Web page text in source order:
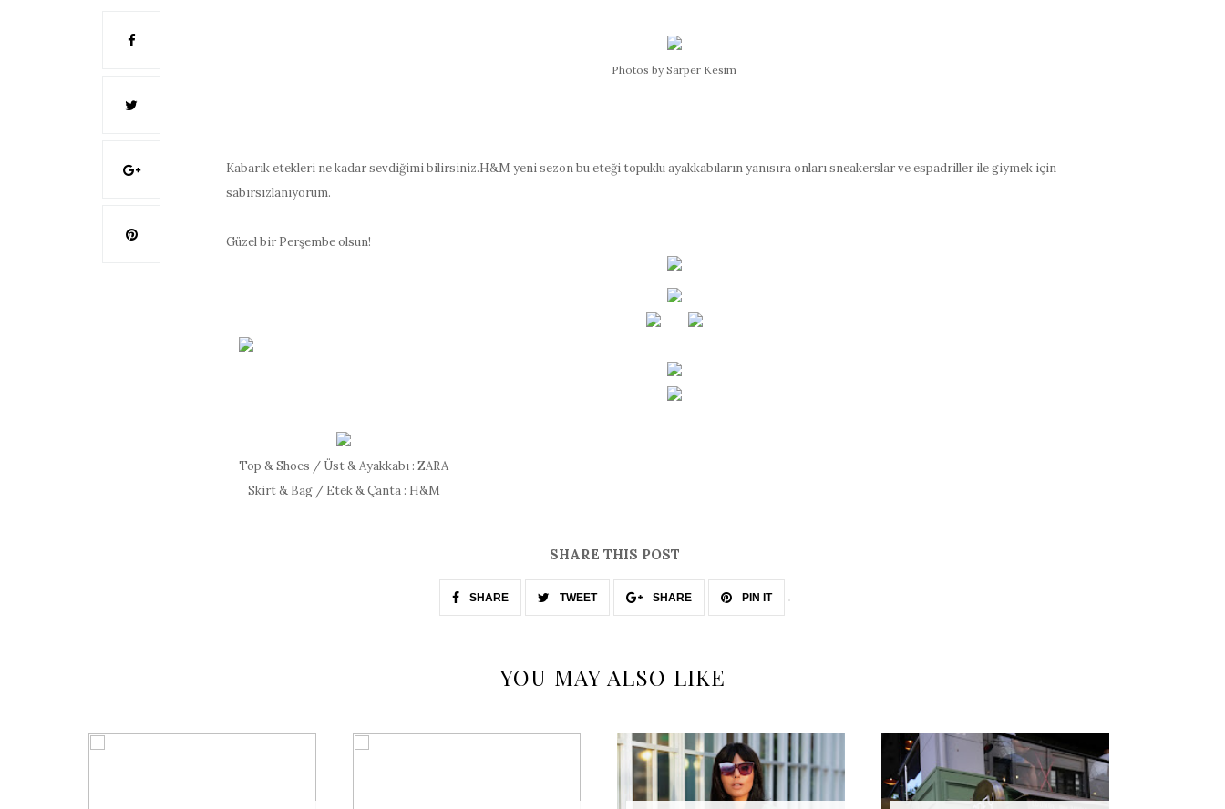
Photos by Sarper Kesim
Kabarık etekleri ne kadar sevdiğimi bilirsiniz.H&M yeni sezon bu eteği topuklu ayakkabıların yanısıra onları sneakerslar ve espadriller ile giymek için
sabırsızlanıyorum.
Güzel bir Perşembe olsun!
Top & Shoes / Üst & Ayakkabı : ZARA
Skirt & Bag / Etek & Çanta : H&M
SHARE THIS POST
SHARE TWEET SHARE PIN IT
YOU MAY ALSO LIKE